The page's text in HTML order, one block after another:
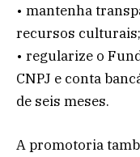
• mantenha
recursos culturais;
• regularize o
CNPJ e conta
de seis meses.
A promotoria